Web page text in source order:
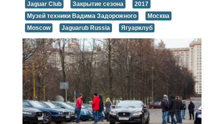
Форум
Контакты
Jaguar Club Закрытие сезона
2017
Музей техники Вадима Задорожного
Москва
Moscow
Jaguarub Russia Ягуарклуб